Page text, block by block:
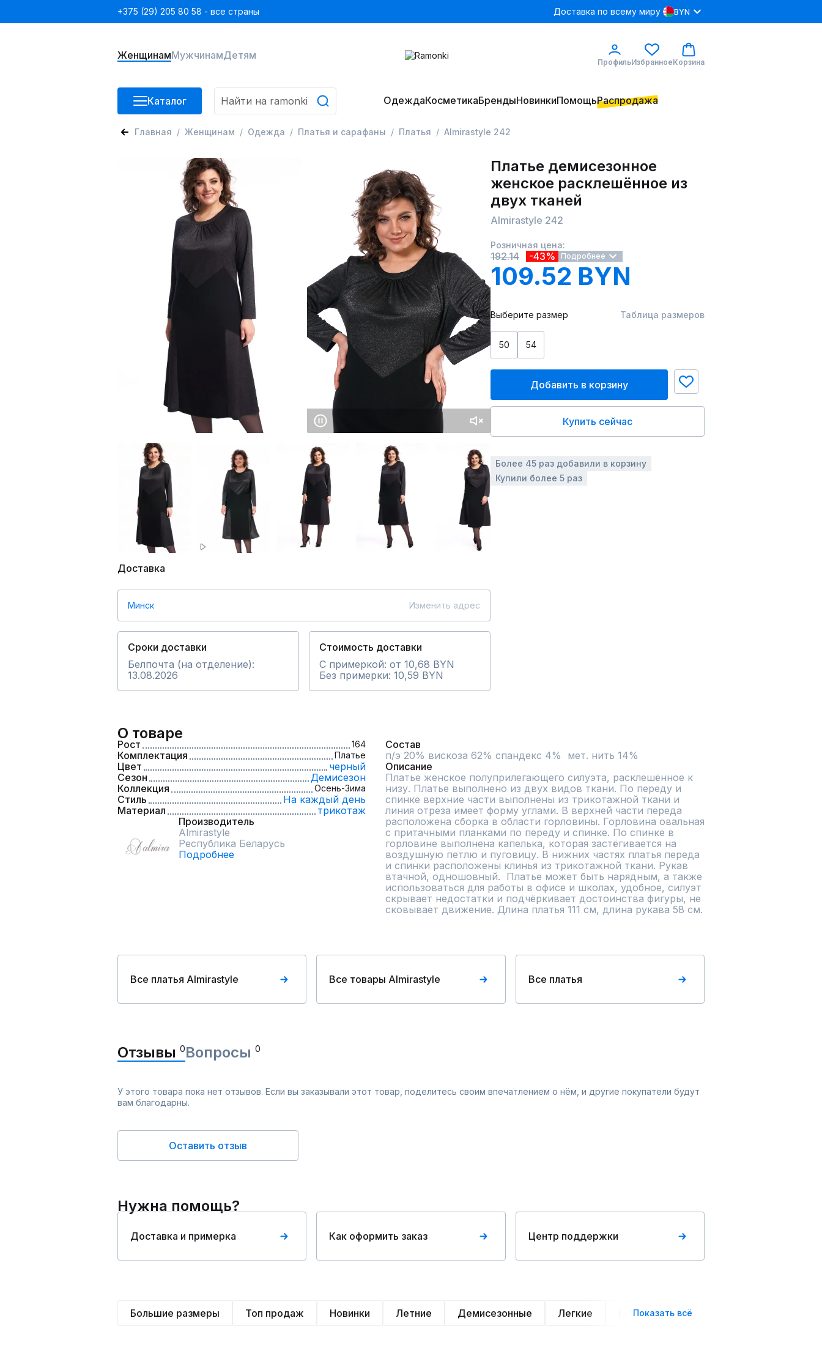
+375 (29) 205 80 58 - все страны Доставка по всему миру BYN
ЖенщинамМужчинамДетям
ПрофильИзбранноеКорзина
Каталог ОдеждаКосметикаБрендыНовинкиПомощьРаспродажа
Главная Женщинам Одежда Платья и сарафаны Платья Almirastyle 242
Доставка
Минск Изменить адрес
Сроки доставки
Белпочта (на отделение):
13.08.2026
Стоимость доставки
С примеркой: от 10,68 BYN
Без примерки: 10,59 BYN
Платье демисезонное
женское расклешённое из
двух тканей
Almirastyle 242
Розничная цена:
192.14 -43% Подробнее
109.52 BYN
Выберите размер Таблица размеров
50 54
Добавить в корзину
Купить сейчас
Более 45 раз добавили в корзину
Купили более 5 раз
О товаре
Рост 164
Комплектация Платье
Цвет
черный
Сезон
Демисезон
Коллекция
Осень-Зима
Стиль
На каждый день
Материал
трикотаж
Производитель
Almirastyle
Республика Беларусь
Подробнее
Состав
п/э 20% вискоза 62% спандекс 4%  мет. нить 14%
Описание
Платье женское полуприлегающего силуэта, расклешённое к
низу. Платье выполнено из двух видов ткани. По переду и
спинке верхние части выполнены из трикотажной ткани и
линия отреза имеет форму углами. В верхней части переда
расположена сборка в области горловины. Горловина овальная
с притачными планками по переду и спинке. По спинке в
горловине выполнена капелька, которая застёгивается на
воздушную петлю и пуговицу. В нижних частях платья переда
и спинки расположены клинья из трикотажной ткани. Рукав
втачной, одношовный.  Платье может быть нарядным, а также
использоваться для работы в офисе и школах, удобное, силуэт
скрывает недостатки и подчёркивает достоинства фигуры, не
сковывает движение. Длина платья 111 см, длина рукава 58 см.
Все платья Almirastyle Все товары Almirastyle Все платья
Отзывы 0Вопросы 0
У этого товара пока нет отзывов. Если вы заказывали этот товар, поделитесь своим впечатлением о нём, и другие покупатели будут
вам благодарны.
Оставить отзыв
Нужна помощь?
Доставка и примерка Как оформить заказ Центр поддержки
Большие размеры Топ продаж Новинки Летние Демисезонные Легкие Нарядные
Показать всё